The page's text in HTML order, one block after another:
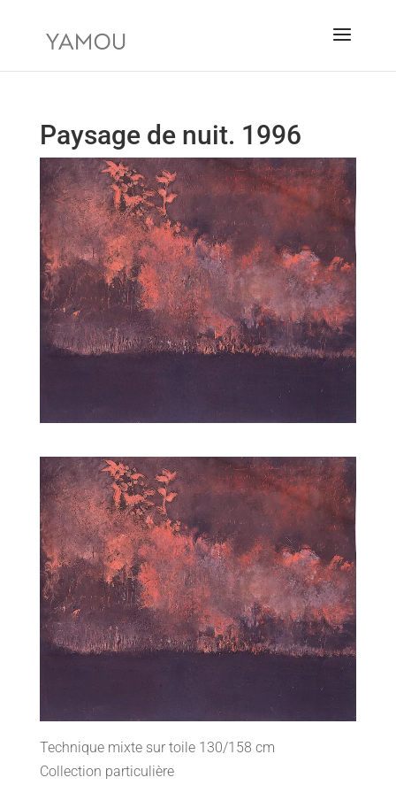
Paysage de nuit. 1996
Technique mixte sur toile 130/158 cm
Collection particulière